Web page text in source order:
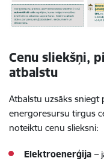
Cenu sliekšņi,
atbalstu
Atbalstu uzsāks sniegt
energoresursu tirgus
noteiktu cenu slieksni:
Elektroenerģija –